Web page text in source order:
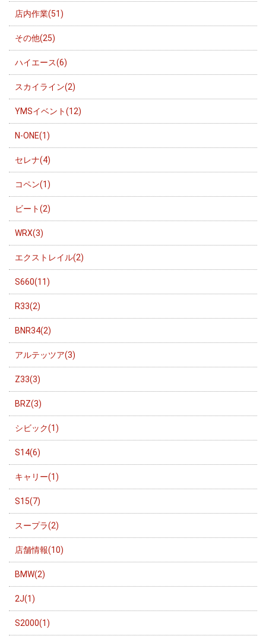
店内作業(51)
その他(25)
ハイエース(6)
スカイライン(2)
YMSイベント(12)
N-ONE(1)
セレナ(4)
コペン(1)
ビート(2)
WRX(3)
エクストレイル(2)
S660(11)
R33(2)
BNR34(2)
アルテッツア(3)
Z33(3)
BRZ(3)
シビック(1)
S14(6)
キャリー(1)
S15(7)
スープラ(2)
店舗情報(10)
BMW(2)
2J(1)
S2000(1)